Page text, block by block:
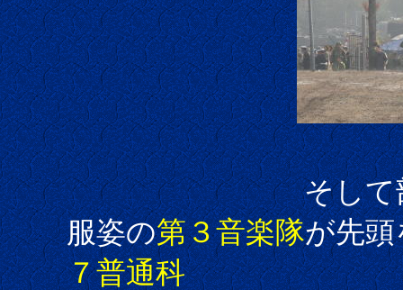
そして部隊の入
服姿の第３音楽隊が先頭
７普通科